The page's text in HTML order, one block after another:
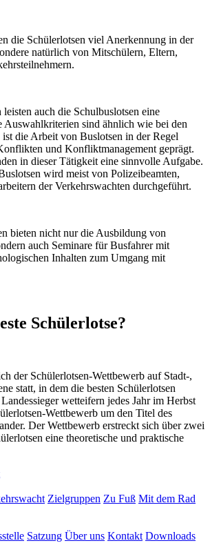
die Schülerlotsen viel Anerkennung in der
natürlich von Mitschülern, Eltern,
auch die Schulbuslotsen eine
sind ähnlich wie bei den
die Arbeit von Buslotsen in der Regel
und Konfliktmanagement geprägt.
in dieser Tätigkeit eine sinnvolle Aufgabe.
wird meist von Polizeibeamten,
der Verkehrswachten durchgeführt.
bieten nicht nur die Ausbildung von
auch Seminare für Busfahrer mit
Inhalten zum Umgang mit
Schülerlotse?
der Schülerlotsen-Wettbewerb auf Stadt-,
statt, in dem die besten Schülerlotsen
wetteifern jedes Jahr im Herbst
Wettbewerb um den Titel des
Der Wettbewerb erstreckt sich über zwei
eine theoretische und praktische
Zielgruppen Zu Fuß Mit dem Rad
Satzung Über uns Kontakt Downloads